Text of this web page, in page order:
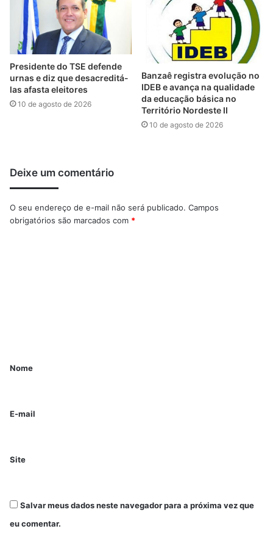
Presidente do TSE defende
urnas e diz que desacreditá-
las afasta eleitores
10 de agosto de 2026
Banzaê registra evolução no
IDEB e avança na qualidade
da educação básica no
Território Nordeste II
10 de agosto de 2026
Deixe um comentário
O seu endereço de e-mail não será publicado. Campos
obrigatórios são marcados com *
Nome
E-mail
Site
Salvar meus dados neste navegador para a próxima vez que
eu comentar.